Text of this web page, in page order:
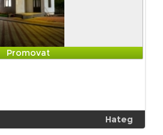
Promovat
Hateg